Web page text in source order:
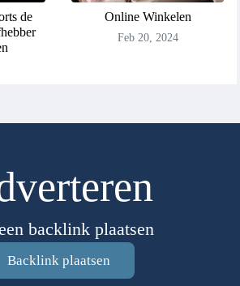
de
Online Winkelen
Feb 20, 2024
backlink plaatsen
Backlink plaatsen